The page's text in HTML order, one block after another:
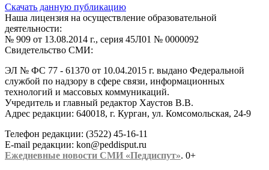
Скачать данную публикацию
Наша лицензия на осуществление образовательной
деятельности:
№ 909 от 13.08.2014 г., серия 45Л01 № 0000092
Свидетельство СМИ:
ЭЛ № ФС 77 - 61370 от 10.04.2015 г. выдано Федеральной
службой по надзору в сфере связи, информационных
технологий и массовых коммуникаций.
Учредитель и главный редактор Хаустов В.В.
Адрес редакции: 640018, г. Курган, ул. Комсомольская, 24-9
Телефон редакции: (3522) 45-16-11
E-mail редакции: kon@peddisput.ru
Ежедневные новости СМИ «Педдиспут». 0+